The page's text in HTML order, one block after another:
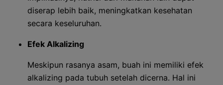
diserap lebih baik, meningkatkan kesehatan
secara keseluruhan.
Efek Alkalizing
Meskipun rasanya asam, buah ini memiliki efek
alkalizing pada tubuh setelah dicerna. Hal ini